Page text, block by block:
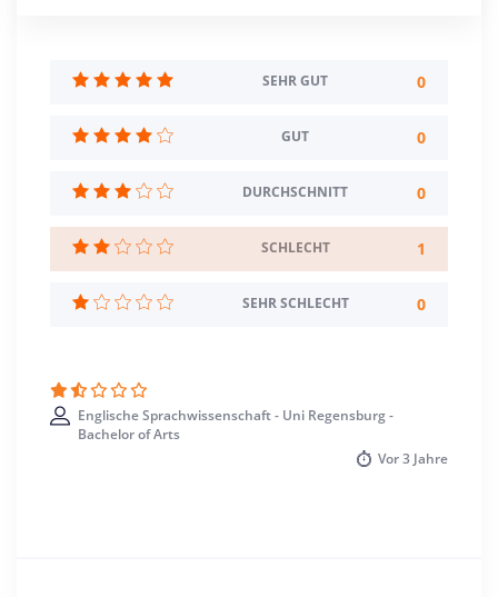
6 Semester
Sprache
Deutsch
Studienbeginn
Sommer- u. Wintersemester
Standort
Regensburg >> Regensburg
SEHR GUT 0
GUT 0
DURCHSCHNITT 0
SCHLECHT 1
SEHR SCHLECHT 0
Englische Sprachwissenschaft - Uni Regensburg -
Bachelor of Arts
Vor3 Jahre